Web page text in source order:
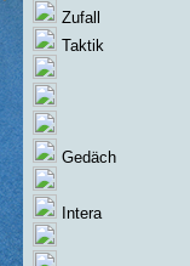
Zufall
Taktik
Gedäch
Intera